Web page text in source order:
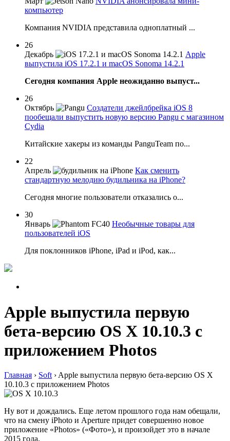
компьютер
Компания NVIDIA представила одноплатный ...
26
Декабрь
Apple
выпустила iOS 17.2.1 и macOS Sonoma 14.2.1
Сегодня компания Apple неожиданно выпуст...
26
Октябрь
Создатели джейлбрейка iOS 8
пообещали выпустить новую версию Pangu с магазином
Cydia
Китайские хакеры из команды PanguTeam по...
22
Апрель
Как сменить
стандартную мелодию будильника на iPhone?
Сегодня многие пользователи отказались о...
30
Январь
Необычные товары для
пользователей iOS
Для поклонников iPhone, iPad и iPod, как...
Apple выпустила первую
бета-версию OS X 10.10.3 с
приложением Photos
Главная › Soft › Apple выпустила первую бета-версию OS X
10.10.3 с приложением Photos
Ну вот и дождались. Еще летом прошлого года нам обещали,
что на смену iPhoto и Aperture придет совершенно новое
приложение «Photos» («Фото»), и произойдет это в начале
2015 года.